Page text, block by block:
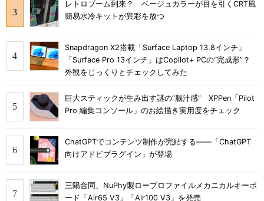
レトロブーム到来？ ベージュカラーが目を引くCRT風
簡易水冷キットが異彩を放つ
Snapdragon X2搭載「Surface Laptop 13.8インチ」
「Surface Pro 13インチ」はCopilot+ PCの“完成形”？
外観をじっくりとチェックしてみた
巨大スティックが生み出す謎の“脳汁感” XPPen「Pilot
Pro 編集コンソール」のお絵描き実用度をチェック
ChatGPTでコンテンツ制作が完結する――「ChatGPT
向けアドビプラグイン」が登場
三陽合同、NuPhy製ロープロファイルメカニカルキーボ
ード「Air65 V3」「Air100 V3」を発売